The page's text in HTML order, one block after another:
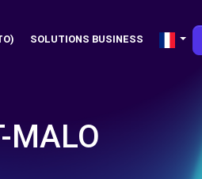
SOLUTIONS BUSINESS
MALO